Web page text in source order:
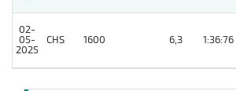
02-
05-
2025
CHS 1600 6,3 1:36:76